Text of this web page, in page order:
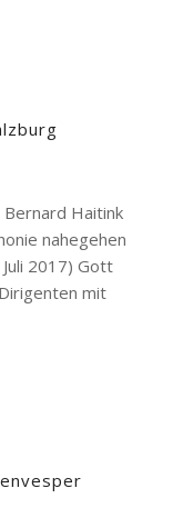
Haitink
nahegehen
2017) Gott
mit